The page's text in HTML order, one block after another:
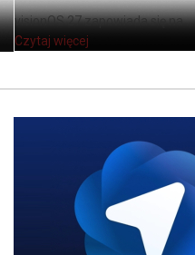
visionOS 27 zapowiada się na ...
Czytaj więcej